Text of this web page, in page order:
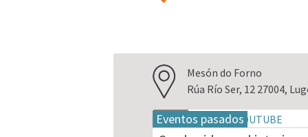
Mesón do Forno
Rúa Río Ser, 12 27004,
18
Eventos pasados